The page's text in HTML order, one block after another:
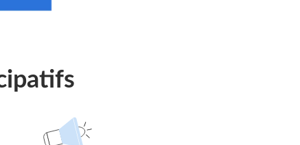
Suivre